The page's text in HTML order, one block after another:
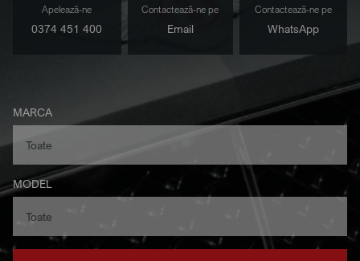
Apelează-ne
0374 451 400
Contactează-ne pe
Email
Contactează-ne pe
WhatsApp
MARCA
MODEL